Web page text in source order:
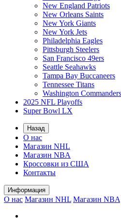
New England Patriots
New Orleans Saints
New York Giants
New York Jets
Philadelphia Eagles
Pittsburgh Steelers
San Francisco 49ers
Seattle Seahawks
Tampa Bay Buccaneers
Tennessee Titans
Washington Commanders
2025 NFL Playoffs
Super Bowl LX
Назад
О нас
Магазин NHL
Магазин NBA
Кроссовки из США
Контакты
Информация
О нас Магазин NHL Магазин NBA